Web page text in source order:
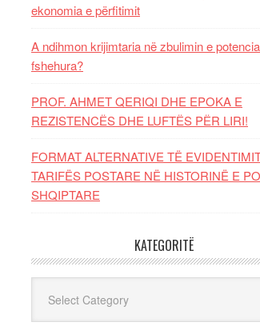
ekonomia e përfitimit
A ndihmon krijimtaria në zbulimin e
fshehura?
PROF. AHMET QERIQI DHE EPOKA E
REZISTENCЁS DHE LUFTЁS PЁR LIRI!
FORMAT ALTERNATIVE TË
TARIFËS POSTARE NË HISTORINË E
SHQIPTARE
KATEGORITË